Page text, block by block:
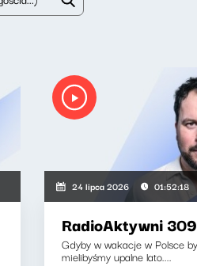
24 lipca 2026 01:52:18
RadioAktywni 309
Gdyby w wakacje w Polsce
mielibyśmy upalne lato....